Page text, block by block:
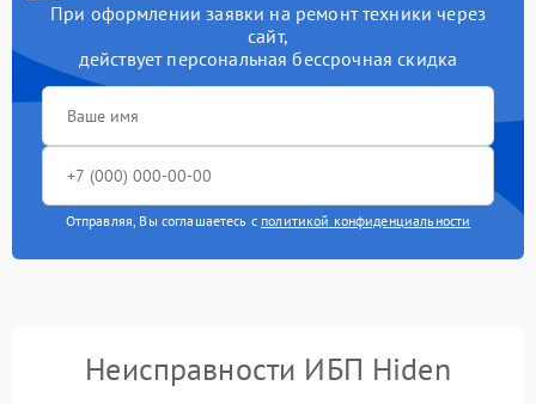
При оформлении заявки на ремонт техники через
сайт,
действует персональная бессрочная скидка
Отправляя, Вы соглашаетесь с политикой конфиденциальности
Неисправности ИБП Hiden